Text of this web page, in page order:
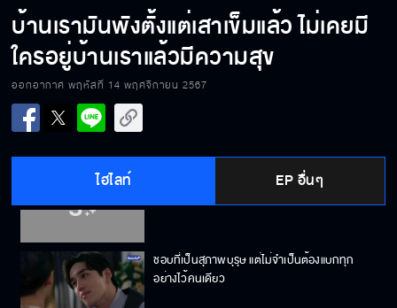
บ้านเรามันพังตั้งแต่เสาเข็มแล้ว ไม่เคยมี
ใครอยู่บ้านเราแล้วมีความสุข
ออกอากาศ พฤหัสที่ 14 พฤศจิกายน 2567
ไฮไลท์ EP อื่นๆ
อนงค์หนักแน่นพอที่รับมือเรื่องนี้แทนพ่อใหญ่ได้
ถ้ารักลูกจริงต้องไม่ทำร้ายคนดี เพราะสักวันเวร
กรรมจะตกที่ลูกของคุณแม่
ชอบที่เป็นสุภาพบุรุษ แต่ไม่จำเป็นต้องแบกทุก
อย่างไว้คนเดียว